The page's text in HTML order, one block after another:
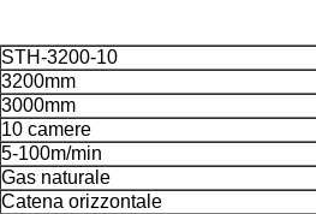
STH-3200-10
3200mm
3000mm
10 camere
5-100m/min
Gas naturale
Catena orizzontale